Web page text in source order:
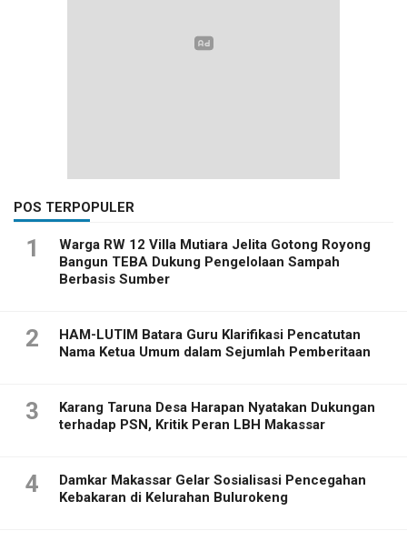
POS TERPOPULER
1
Warga RW 12 Villa Mutiara Jelita Gotong Royong
Bangun TEBA Dukung Pengelolaan Sampah
Berbasis Sumber
2
HAM-LUTIM Batara Guru Klarifikasi Pencatutan
Nama Ketua Umum dalam Sejumlah Pemberitaan
3
Karang Taruna Desa Harapan Nyatakan Dukungan
terhadap PSN, Kritik Peran LBH Makassar
4
Damkar Makassar Gelar Sosialisasi Pencegahan
Kebakaran di Kelurahan Bulurokeng